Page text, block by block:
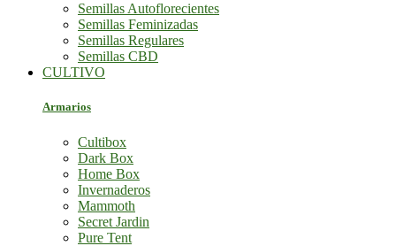
Semillas Autoflorecientes
Semillas Feminizadas
Semillas Regulares
Semillas CBD
CULTIVO
Armarios
Cultibox
Dark Box
Home Box
Invernaderos
Mammoth
Secret Jardin
Pure Tent